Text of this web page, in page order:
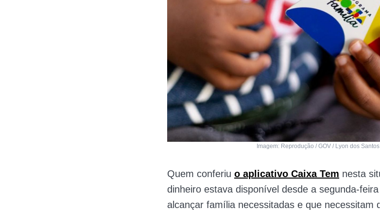
Imagem: Reprodução / GOV / Lyon dos
Quem conferiu o aplicativo Caixa Tem nesta
dinheiro estava disponível desde a segunda-
alcançar família necessitadas e que necessitam